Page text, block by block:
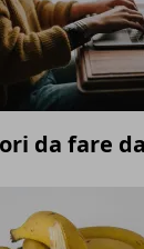
da fare da